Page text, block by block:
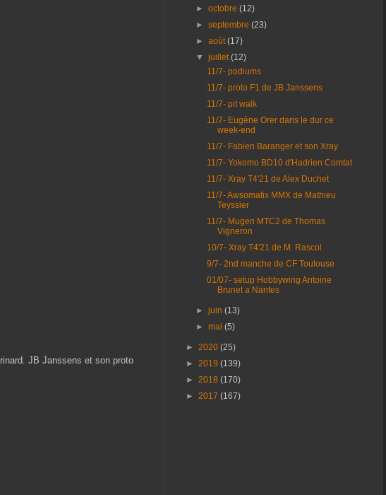
JB Janssens et son proto
►octobre(12)
►septembre(23)
►août(17)
▼juillet(12)
11/7- podiums
11/7- proto F1 de JB Janssens
11/7- pit walk
11/7- Eugène Orer dans le dur ce
week-end
11/7- Fabien Baranger et son Xray
11/7- Yokomo BD10 d'Hadrien Comtat
11/7- Xray T4'21 de Alex Duchet
11/7- Awsomatix MMX de Mathieu
Teyssier
11/7- Mugen MTC2 de Thomas
Vigneron
10/7- Xray T4'21 de M. Rascol
9/7- 2nd manche de CF Toulouse
01/07- setup Hobbywing Antoine
Brunet a Nantes
►juin(13)
►mai(5)
► 2020 (25)
► 2019 (139)
► 2018 (170)
► 2017 (167)